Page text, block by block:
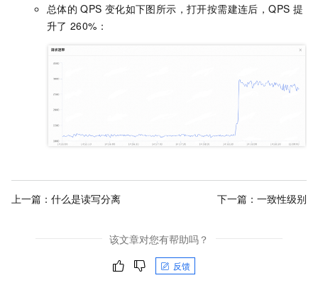
总体的 QPS 变化如下图所示，打开按需建连后，QPS 提
升了 260%：
上一篇： 什么是读写分离 下一篇： 一致性级别
该文章对您有帮助吗？
反馈